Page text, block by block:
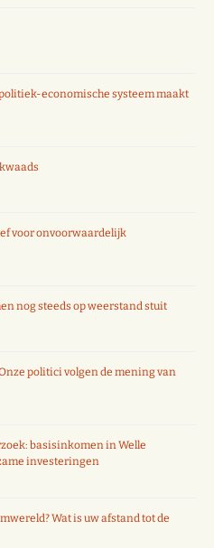
economische systeem maakt
voor onvoorwaardelijk
nog steeds op weerstand stuit
politici volgen de mening van
basisinkomen in Welle
investeringen
Wat is uw afstand tot de